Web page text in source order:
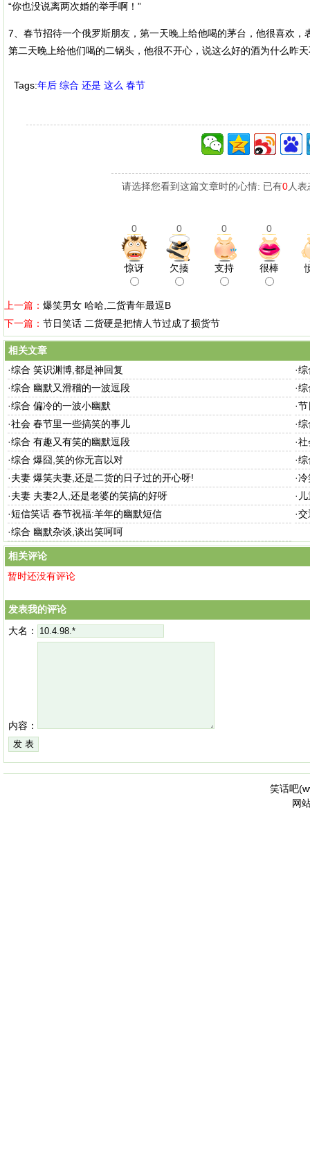
“你也没说离两次婚的举手啊！”
7、春节招待一个俄罗斯朋友，第一天晚上给他喝的茅台，他很喜欢，
第二天晚上给他们喝的二锅头，他很不开心，说这么好的酒为什么昨
Tags:年后 综合 还是 这么 春节
请选择您看到这篇文章时的心情: 已有0人
0 0 0 0
惊讶 欠揍 支持 很棒
上一篇： 爆笑男女 哈哈,二货青年最逗B
下一篇： 节日笑话 二货硬是把情人节过成了损货节
相关文章
·综合 笑识渊博,都是神回复 ·综
·综合 幽默又滑稽的一波逗段 ·综
·综合 偏冷的一波小幽默 ·节
·社会 春节里一些搞笑的事儿 ·综
·综合 有趣又有笑的幽默逗段 ·社
·综合 爆囧,笑的你无言以对 ·综
·夫妻 爆笑夫妻,还是二货的日子过的开心呀! ·冷
·夫妻 夫妻2人,还是老婆的笑搞的好呀 ·
·短信笑话 春节祝福:羊年的幽默短信 ·交
·综合 幽默杂谈,谈出笑呵呵
相关评论
暂时还没有评论
发表我的评论
大名：
内容：
笑话吧(
网